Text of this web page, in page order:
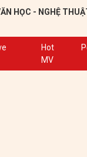
HỌC - NGHỆ
Hot
MV